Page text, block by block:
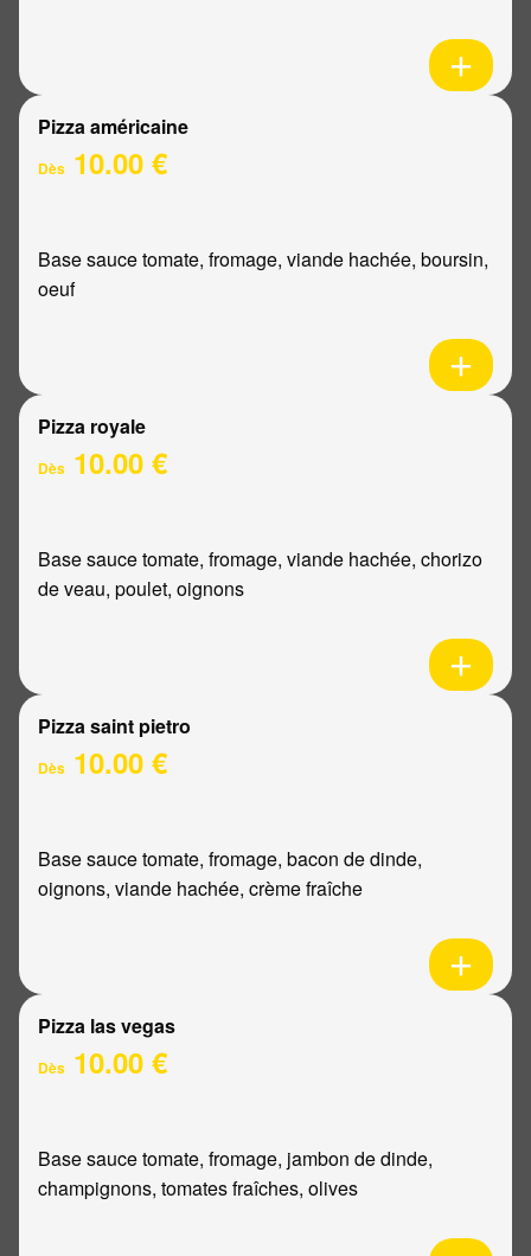
Pizza américaine
Dès 10.00 €
Base sauce tomate, fromage, viande hachée, boursin,
oeuf
Pizza royale
Dès 10.00 €
Base sauce tomate, fromage, viande hachée, chorizo
de veau, poulet, oignons
Pizza saint pietro
Dès 10.00 €
Base sauce tomate, fromage, bacon de dinde,
oignons, viande hachée, crème fraîche
Pizza las vegas
Dès 10.00 €
Base sauce tomate, fromage, jambon de dinde,
champignons, tomates fraîches, olives